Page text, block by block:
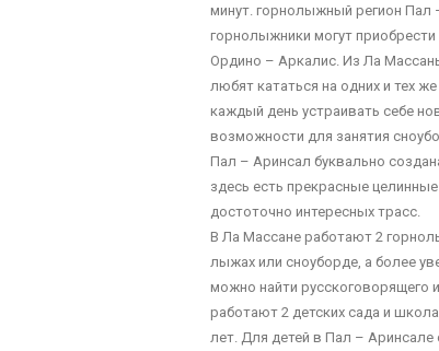
минут. горнолыжный регион Пал
горнолыжники могут
Ордино – Аркалис. Из Ла
любят кататься на одних и тех
каждый день устраивать себе
возможности для занятия
Пал – Аринсал буквально
здесь есть прекрасные
достоточно интересных трасс.
В Ла Массане работают 2
лыжах или сноуборде, а более
можно найти русскоговорящего
работают 2 детских сада и
лет. Для детей в Пал – Аринсале